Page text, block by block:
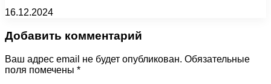
16.12.2024
Добавить комментарий
Ваш адрес email не будет опубликован. Обязательные
поля помечены *